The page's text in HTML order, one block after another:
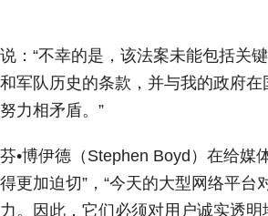
：“不幸的是，该法案未能包括关
军队历史的条款，并与我的政府
力相矛盾。”
•博伊德（Stephen Boyd）在给媒
更加迫切”，“今天的大型网络平台
。因此，它们必须对用户诚实透